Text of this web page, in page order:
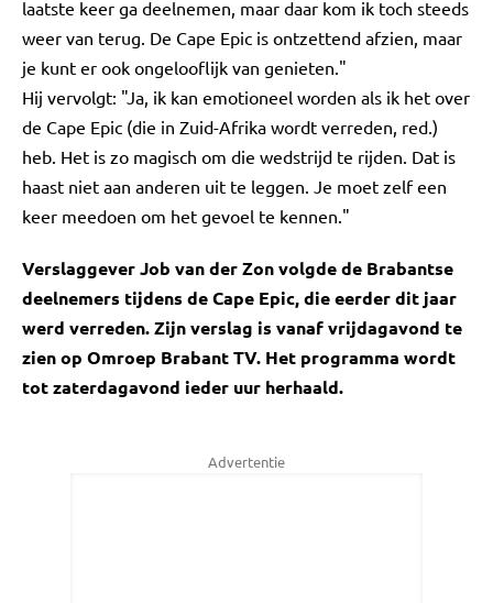
laatste keer ga deelnemen, maar daar kom ik toch steeds
weer van terug. De Cape Epic is ontzettend afzien, maar
je kunt er ook ongelooflijk van genieten."
Hij vervolgt: "Ja, ik kan emotioneel worden als ik het over
de Cape Epic (die in Zuid-Afrika wordt verreden, red.)
heb. Het is zo magisch om die wedstrijd te rijden. Dat is
haast niet aan anderen uit te leggen. Je moet zelf een
keer meedoen om het gevoel te kennen."
Verslaggever Job van der Zon volgde de Brabantse
deelnemers tijdens de Cape Epic, die eerder dit jaar
werd verreden. Zijn verslag is vanaf vrijdagavond te
zien op Omroep Brabant TV. Het programma wordt
tot zaterdagavond ieder uur herhaald.
Advertentie